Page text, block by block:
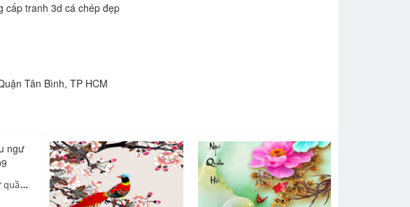
cấp tranh 3d cá chép đẹp
Tân Bình, TP HCM
tranh gạch 3d cửu ngư quần hội dọc 109